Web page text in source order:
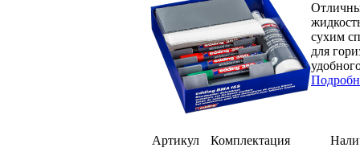
сухим
для
Артикул Комплектация